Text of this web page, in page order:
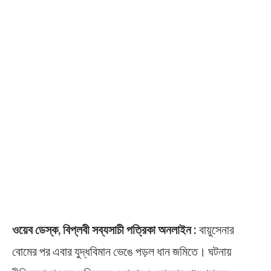
ওয়েব ডেস্ক, বিপ্লবী সব্যসাচী পত্রিকা অনলাইন : বায়ুসেনার
বোমের পর এবার যুদ্ধবিমান ভেঙে পড়ল ধান জমিতে। ঘটনায়